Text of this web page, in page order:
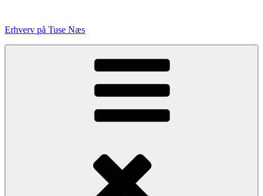
indhold
Erhverv på Tuse Næs